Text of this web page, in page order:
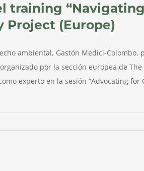
training
Project (Europe)
ambiental, Gastón Medici-
por la sección europea de
experto en la sesión “Advocating for